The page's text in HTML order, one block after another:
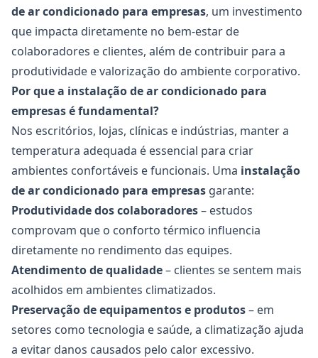
de ar condicionado para empresas, um investimento
que impacta diretamente no bem-estar de
colaboradores e clientes, além de contribuir para a
produtividade e valorização do ambiente corporativo.
Por que a instalação de ar condicionado para
empresas é fundamental?
Nos escritórios, lojas, clínicas e indústrias, manter a
temperatura adequada é essencial para criar
ambientes confortáveis e funcionais. Uma instalação
de ar condicionado para empresas garante:
Produtividade dos colaboradores– estudos
comprovam que o conforto térmico influencia
diretamente no rendimento das equipes.
Atendimento de qualidade– clientes se sentem mais
acolhidos em ambientes climatizados.
Preservação de equipamentos e produtos– em
setores como tecnologia e saúde, a climatização ajuda
a evitar danos causados pelo calor excessivo.